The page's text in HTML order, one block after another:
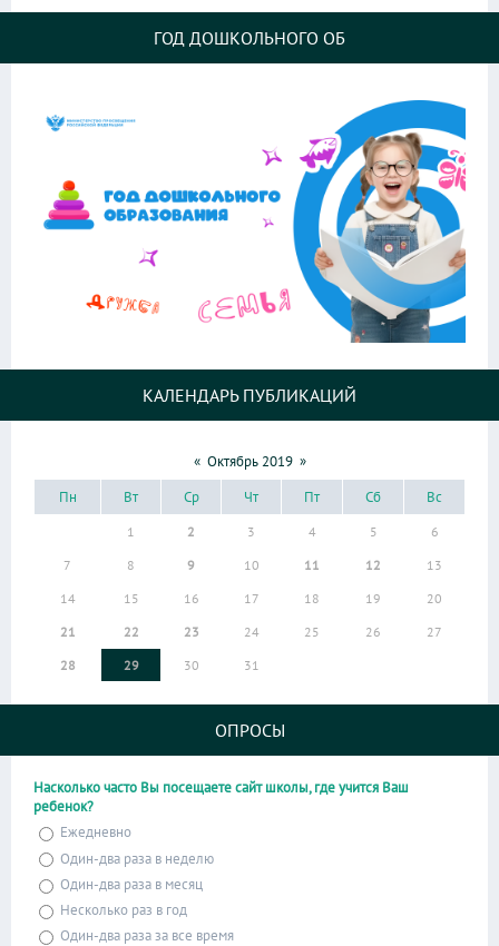
ГОД ДОШКОЛЬНОГО ОБ
КАЛЕНДАРЬ ПУБЛИКАЦИЙ
« Октябрь 2019 »
Пн
Вт Ср Чт Пт Сб Вс
1 2 3 4 5
6
7
8 9 10 11 12
13
14
15 16 17 18 19
20
21
22 23 24 25 26
27
28
29 30 31
ОПРОСЫ
Насколько часто Вы посещаете сайт школы, где учится Ваш
ребенок?
Ежедневно
Один-два раза в неделю
Один-два раза в месяц
Несколько раз в год
Один-два раза за все время